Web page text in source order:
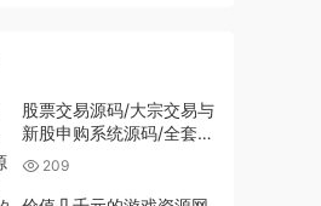
股票交易源码/大宗交易与
新股申购系统源码/全套视
频教程
209